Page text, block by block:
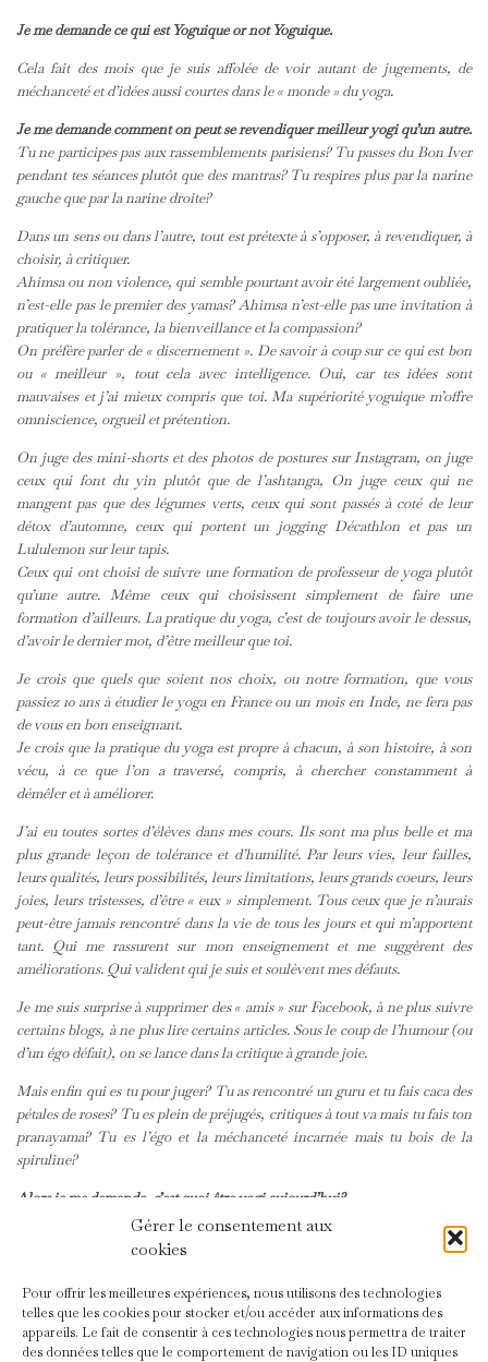
Gérer le consentement aux
cookies
Pour offrir les meilleures expériences, nous utilisons des technologies
telles que les cookies pour stocker et/ou accéder aux informations des
appareils. Le fait de consentir à ces technologies nous permettra de traiter
des données telles que le comportement de navigation ou les ID uniques
Je me demande ce qui est Yoguique or not Yoguique.
Cela fait des mois que je suis affolée de voir autant de jugements, de
méchanceté et d’idées aussi courtes dans le « monde » du yoga.
Je me demande comment on peut se revendiquer meilleur yogi qu’un autre.
Tu ne participes pas aux rassemblements parisiens? Tu passes du Bon Iver
pendant tes séances plutôt que des mantras? Tu respires plus par la narine
gauche que par la narine droite?
Dans un sens ou dans l’autre, tout est prétexte à s’opposer, à revendiquer, à
choisir, à critiquer.
Ahimsa ou non violence, qui semble pourtant avoir été largement oubliée,
n’est-elle pas le premier des yamas? Ahimsa n’est-elle pas une invitation à
pratiquer la tolérance, la bienveillance et la compassion?
On préfère parler de « discernement ». De savoir à coup sur ce qui est bon
ou « meilleur », tout cela avec intelligence. Oui, car tes idées sont
mauvaises et j’ai mieux compris que toi. Ma supériorité yoguique m’offre
omniscience, orgueil et prétention.
On juge des mini-shorts et des photos de postures sur Instagram, on juge
ceux qui font du yin plutôt que de l’ashtanga, On juge ceux qui ne
mangent pas que des légumes verts, ceux qui sont passés à coté de leur
détox d’automne, ceux qui portent un jogging Décathlon et pas un
Lululemon sur leur tapis.
Ceux qui ont choisi de suivre une formation de professeur de yoga plutôt
qu’une autre. Même ceux qui choisissent simplement de faire une
formation d’ailleurs. La pratique du yoga, c’est de toujours avoir le dessus,
d’avoir le dernier mot, d’être meilleur que toi.
Je crois que quels que soient nos choix, ou notre formation, que vous
passiez 10 ans à étudier le yoga en France ou un mois en Inde, ne fera pas
de vous en bon enseignant.
Je crois que la pratique du yoga est propre à chacun, à son histoire, à son
vécu, à ce que l’on a traversé, compris, à chercher constamment à
démêler et à améliorer.
J’ai eu toutes sortes d’élèves dans mes cours. Ils sont ma plus belle et ma
plus grande leçon de tolérance et d’humilité. Par leurs vies, leur failles,
leurs qualités, leurs possibilités, leurs limitations, leurs grands coeurs, leurs
joies, leurs tristesses, d’être « eux » simplement. Tous ceux que je n’aurais
peut-être jamais rencontré dans la vie de tous les jours et qui m’apportent
tant. Qui me rassurent sur mon enseignement et me suggèrent des
améliorations. Qui valident qui je suis et soulèvent mes défauts.
Je me suis surprise à supprimer des « amis » sur Facebook, à ne plus suivre
certains blogs, à ne plus lire certains articles. Sous le coup de l’humour (ou
d’un égo défait), on se lance dans la critique à grande joie.
Mais enfin qui es tu pour juger? Tu as rencontré un guru et tu fais caca des
pétales de roses? Tu es plein de préjugés, critiques à tout va mais tu fais ton
pranayama? Tu es l’égo et la méchanceté incarnée mais tu bois de la
spiruline?
Alors je me demande, c’est quoi être yogi aujourd’hui?
Je suis végétarienne mais je craque parfois, j’adore le vin rouge, je pratique
pratique de démêlage de fils, d’échanges, d’amour.
Je publie des photos sur Instagram. Je regarde des vidéos de yoga sur
youtube et je prends des cours en ligne sur Yogaglo. Je lis la Bhagavad gita.